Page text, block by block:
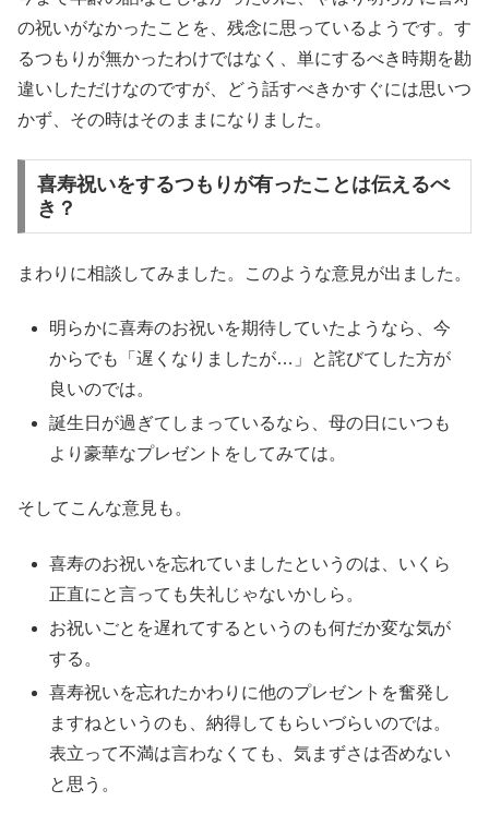
の祝いがなかったことを、残念に思っているようです。す
るつもりが無かったわけではなく、単にするべき時期を勘
違いしただけなのですが、どう話すべきかすぐには思いつ
かず、その時はそのままになりました。
喜寿祝いをするつもりが有ったことは伝えるべ
き？
まわりに相談してみました。このような意見が出ました。
明らかに喜寿のお祝いを期待していたようなら、今
からでも「遅くなりましたが…」と詫びてした方が
良いのでは。
誕生日が過ぎてしまっているなら、母の日にいつも
より豪華なプレゼントをしてみては。
そしてこんな意見も。
喜寿のお祝いを忘れていましたというのは、いくら
正直にと言っても失礼じゃないかしら。
お祝いごとを遅れてするというのも何だか変な気が
する。
喜寿祝いを忘れたかわりに他のプレゼントを奮発し
ますねというのも、納得してもらいづらいのでは。
表立って不満は言わなくても、気まずさは否めない
と思う。